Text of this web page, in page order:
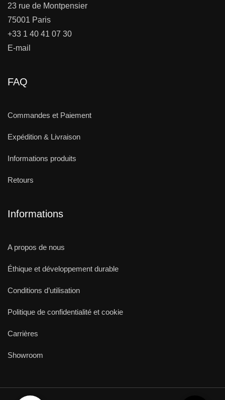
23 rue de Montpensier
75001 Paris
+33 1 40 41 07 30
E-mail
FAQ
Commandes et Paiement
Expédition & Livraison
Informations produits
Retours
Informations
A propos de nous
Éthique et développement durable
Conditions d’utilisation
Politique de confidentialité et cookie
Carrières
Showroom